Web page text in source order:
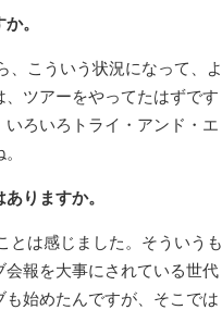
。
、こういう状況になって、よ
ツアーをやってたはずです
ろいろトライ・アンド・エ
りますか。
とは感じました。そういうも
報を大事にされている世代
始めたんですが、そこでは